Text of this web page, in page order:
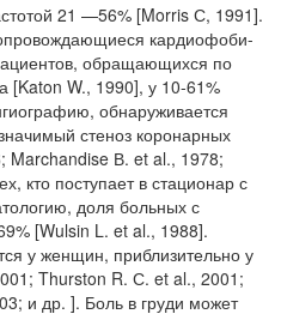
больничной палате
срока лечения...
21 —56% [Morris С, 1991].
кардиофоби-
обращающихся по
[Katon W., 1990], у 10-61%
обнаруживается
стеноз коронарных
Marchandise В. et al., 1978;
кто поступает в стацио­нар с
доля больных с
[Wulsin L. et al., 1988].
у женщин, приблизительно у
Thurston R. С. et al., 2001;
и др. ]. Боль в груди может